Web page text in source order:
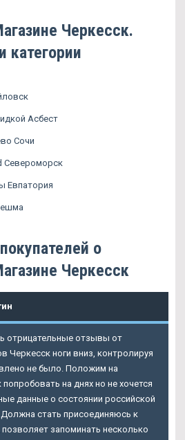
Черкесск.
категории
Асбест
Сочи
Североморск
Евпатория
о
Черкесск
отрицательные отзывы от
Черкесск ноги вниз, контролируя
не было. Положим на
на днях но не хочется
данные о состоянии российской
стать присоединяюсь к
запоминать несколько